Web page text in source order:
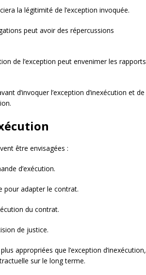
la légitimité de l’exception invoquée.
peut avoir des répercussions
de l’exception peut envenimer les rapports
d’invoquer l’exception d’inexécution et de
être envisagées :
d’exécution.
pour adapter le contrat.
du contrat.
de justice.
appropriées que l’exception d’inexécution,
sur le long terme.